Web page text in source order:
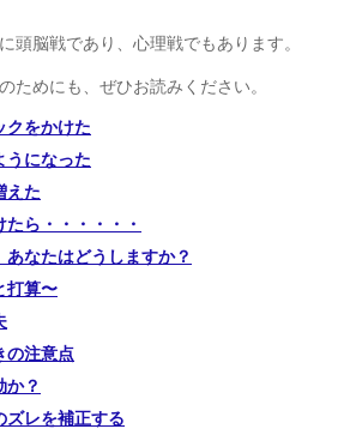
頭脳戦であり、心理戦でもあります。
ためにも、ぜひお読みください。
クをかけた
うになった
えた
ら・・・・・・
なたはどうしますか？
算〜
の注意点
か？
ズレを補正する